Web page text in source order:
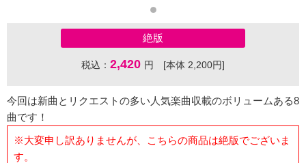
絶版
税込： 2,420 円 [本体 2,200円]
今回は新曲とリクエストの多い人気楽曲収載のボリュームある8
曲です！
※大変申し訳ありませんが、こちらの商品は絶版でございま
す。